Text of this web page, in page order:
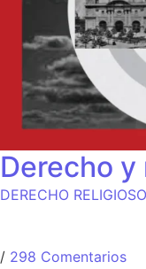
Derecho y
DERECHO RELIGIOSO
/ 298 Comentarios